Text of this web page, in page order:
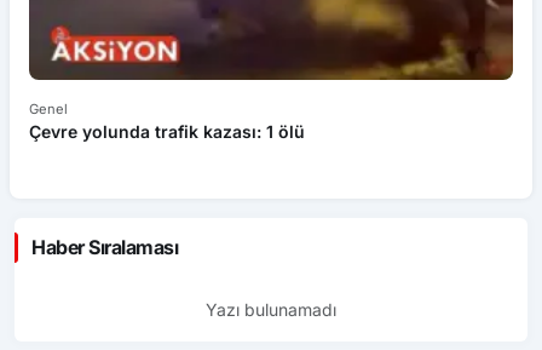
Genel
Çevre yolunda trafik kazası: 1 ölü
Haber Sıralaması
Yazı bulunamadı